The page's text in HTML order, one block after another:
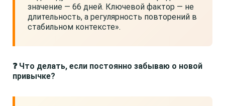
значение — 66 дней. Ключевой фактор — не
длительность, а регулярность повторений в
стабильном контексте».
❓ Что делать, если постоянно забываю о новой
привычке?